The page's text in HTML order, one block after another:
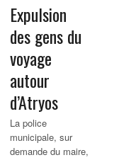
Expulsion
des gens du
voyage
autour
d’Atryos
La police
municipale, sur
demande du maire,